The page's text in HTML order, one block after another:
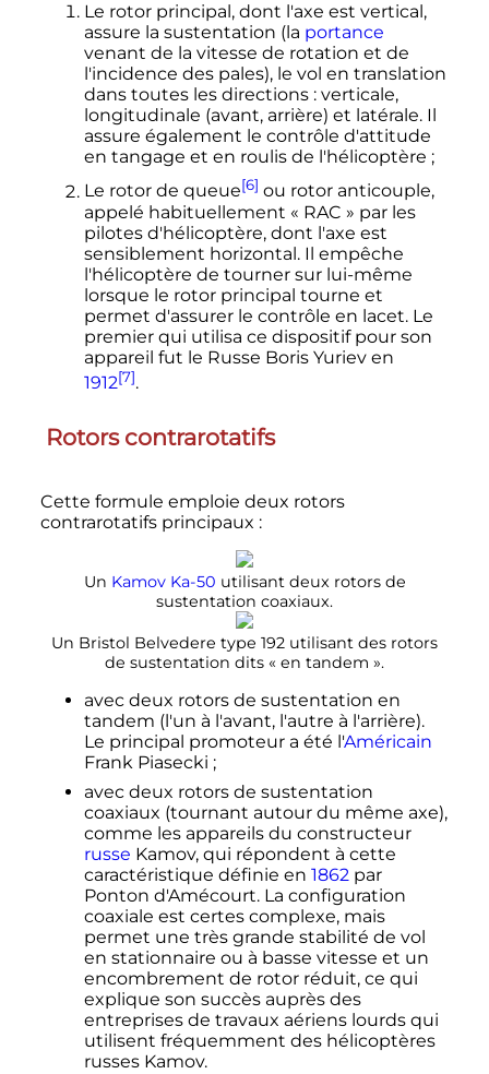
Le rotor principal, dont l'axe est vertical,
assure la sustentation (la portance
venant de la vitesse de rotation et de
l'incidence des pales), le vol en translation
dans toutes les directions : verticale,
longitudinale (avant, arrière) et latérale. Il
assure également le contrôle d'attitude
en tangage et en roulis de l'hélicoptère ;
Le rotor de queue[6] ou rotor anticouple,
appelé habituellement « RAC » par les
pilotes d'hélicoptère, dont l'axe est
sensiblement horizontal. Il empêche
l'hélicoptère de tourner sur lui-même
lorsque le rotor principal tourne et
permet d'assurer le contrôle en lacet. Le
premier qui utilisa ce dispositif pour son
appareil fut le Russe Boris Yuriev en
1912[7].
Rotors contrarotatifs
Cette formule emploie deux rotors
contrarotatifs principaux :
Un Kamov Ka-50 utilisant deux rotors de
sustentation coaxiaux.
Un Bristol Belvedere type 192 utilisant des rotors
de sustentation dits « en tandem ».
avec deux rotors de sustentation en
tandem (l'un à l'avant, l'autre à l'arrière).
Le principal promoteur a été l'Américain
Frank Piasecki ;
avec deux rotors de sustentation
coaxiaux (tournant autour du même axe),
comme les appareils du constructeur
russe Kamov, qui répondent à cette
caractéristique définie en 1862par
Ponton d'Amécourt. La configuration
coaxiale est certes complexe, mais
permet une très grande stabilité de vol
en stationnaire ou à basse vitesse et un
encombrement de rotor réduit, ce qui
explique son succès auprès des
entreprises de travaux aériens lourds qui
utilisent fréquemment des hélicoptères
russes Kamov.